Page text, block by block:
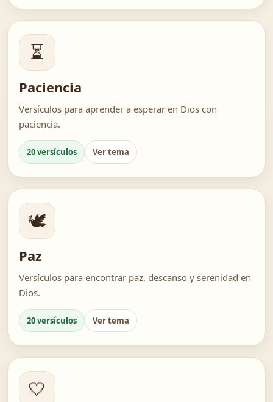
⏳
Paciencia
Versículos para aprender a esperar en Dios con
paciencia.
20 versículos Ver tema
🕊️
Paz
Versículos para encontrar paz, descanso y serenidad en
Dios.
20 versículos Ver tema
🤍